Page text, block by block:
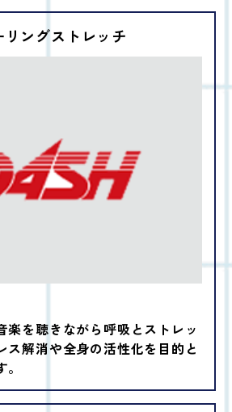
リングストレッチ
楽を聴きながら呼吸とストレッ
ス解消や全身の活性化を目的と